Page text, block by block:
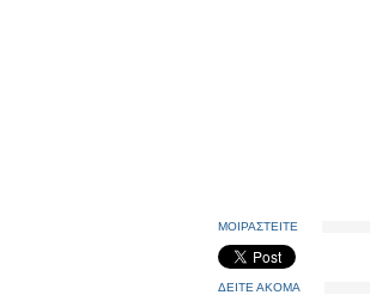
ΜΟΙΡΑΣΤΕΙΤΕ
ΔΕΙΤΕ ΑΚΟΜΑ